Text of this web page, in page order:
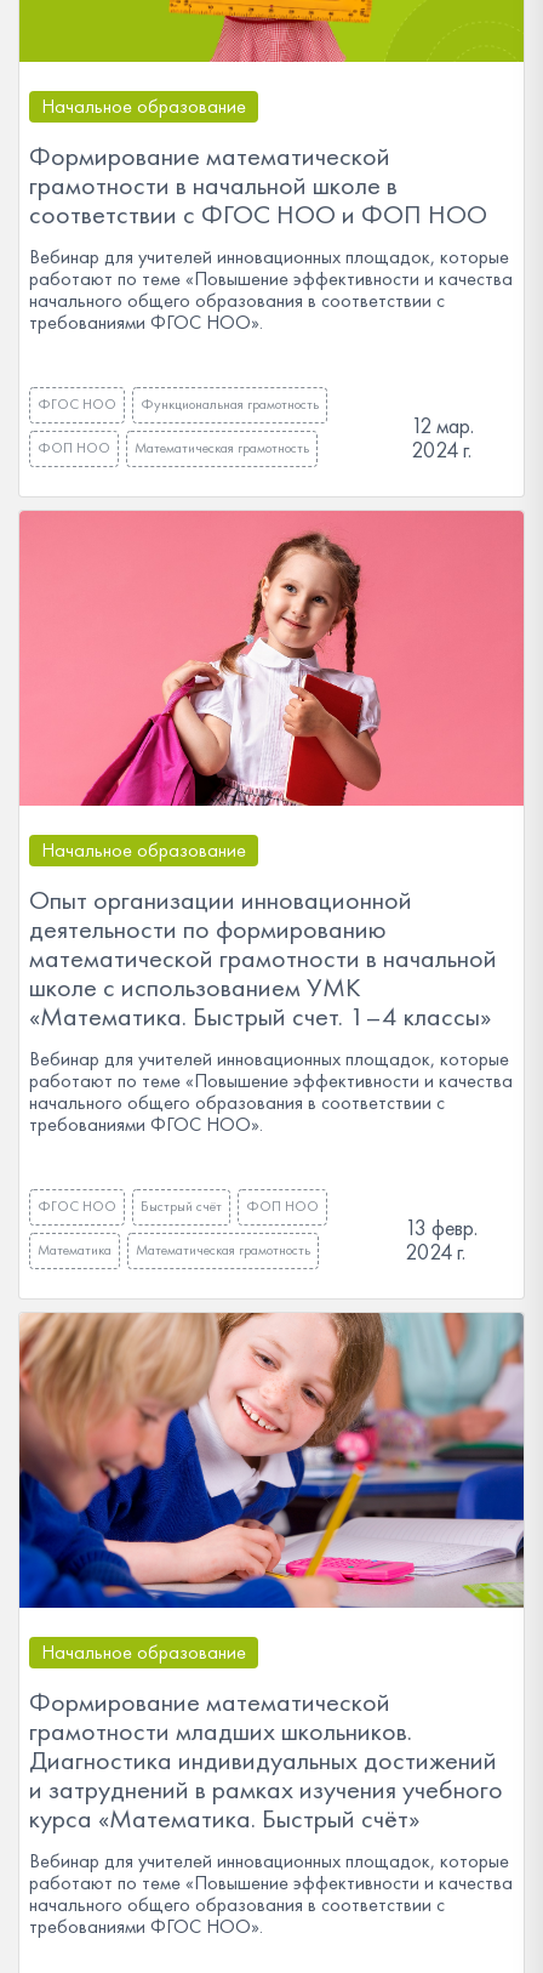
Начальное образование
Формирование математической
грамотности в начальной школе в
соответствии с ФГОС НОО и ФОП НОО
Вебинар для учителей инновационных площадок, которые
работают по теме «Повышение эффективности и качества
начального общего образования в соответствии с
требованиями ФГОС НОО».
ФГОС НОО Функциональная грамотность
ФОП НОО Математическая грамотность
12 мар.
2024 г.
Начальное образование
Опыт организации инновационной
деятельности по формированию
математической грамотности в начальной
школе с использованием УМК
«Математика. Быстрый счет. 1–4 классы»
Вебинар для учителей инновационных площадок, которые
работают по теме «Повышение эффективности и качества
начального общего образования в соответствии с
требованиями ФГОС НОО».
ФГОС НОО Быстрый счёт ФОП НОО
Математика Математическая грамотность
13 февр.
2024 г.
Начальное образование
Формирование математической
грамотности младших школьников.
Диагностика индивидуальных достижений
и затруднений в рамках изучения учебного
курса «Математика. Быстрый счёт»
Вебинар для учителей инновационных площадок, которые
работают по теме «Повышение эффективности и качества
начального общего образования в соответствии с
требованиями ФГОС НОО».